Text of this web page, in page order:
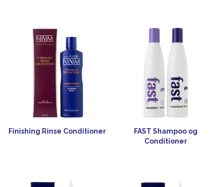
Finishing Rinse Conditioner
FAST Shampoo og
Conditioner